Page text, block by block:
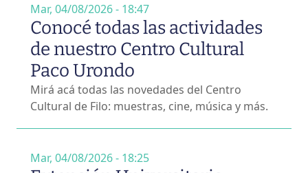
Mar, 04/08/2026 - 18:47
Conocé todas las actividades
de nuestro Centro Cultural
Paco Urondo
Mirá acá todas las novedades del Centro
Cultural de Filo: muestras, cine, música y más.
Mar, 04/08/2026 - 18:25